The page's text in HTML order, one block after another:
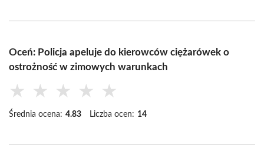
Oceń: Policja apeluje do kierowców ciężarówek o
ostrożność w zimowych warunkach
★ ★ ★ ★ ★
Średnia ocena: 4.83 Liczba ocen: 14